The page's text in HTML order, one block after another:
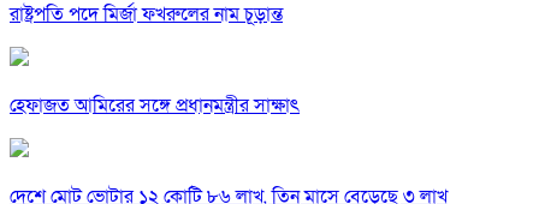
রাষ্ট্রপতি পদে মির্জা ফখরুলের নাম চূড়ান্ত
হেফাজত আমিরের সঙ্গে প্রধানমন্ত্রীর সাক্ষাৎ
দেশে মোট ভোটার ১২ কোটি ৮৬ লাখ, তিন মাসে বেড়েছে ৩ লাখ